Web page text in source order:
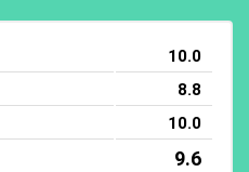
10.0
8.8
10.0
9.6